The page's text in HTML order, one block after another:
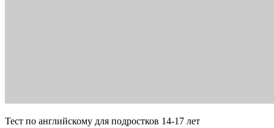
Тест по английскому для подростков 14-17 лет